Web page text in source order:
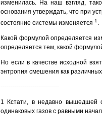
изменилась. На наш взгляд,
основания утверждать, что при
состояние системы изменяется 1 .
Какой формулой определяется
определяется тем, какой
Но если в качестве исходной
энтропия смешения как
-----------------------------
1 Кстати, в недавно вышедшей
одинаковых газов с равными